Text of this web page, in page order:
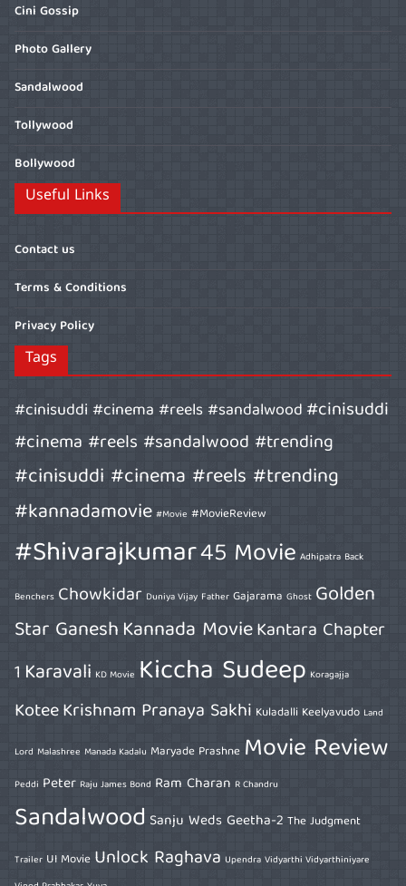
Cini Gossip
Photo Gallery
Sandalwood
Tollywood
Bollywood
Useful Links
Contact us
Terms & Conditions
Privacy Policy
Tags
#cinisuddi #cinema #reels #sandalwood#cinisuddi
#cinema #reels #sandalwood #trending
#cinisuddi #cinema #reels #trending
#kannadamovie #Movie #MovieReview
#Shivarajkumar45 Movie Adhipatra Back
Benchers Chowkidar Duniya Vijay Father Gajarama Ghost Golden
Star GaneshKannada MovieKantara Chapter
1 Karavali KD Movie Kiccha Sudeep Koragajja
KoteeKrishnam Pranaya Sakhi Kuladalli Keelyavudo Land
Lord Malashree Manada Kadalu Maryade Prashne Movie Review
Peddi Peter Raju James Bond Ram Charan R Chandru
Sandalwood Sanju Weds Geetha-2 The Judgment
Trailer UI Movie Unlock Raghava Upendra Vidyarthi Vidyarthiniyare